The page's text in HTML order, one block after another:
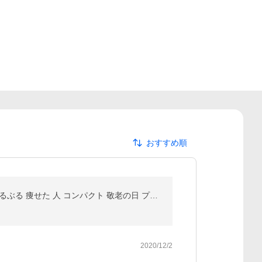
おすすめ順
振動マシン G-AVERIL 3D 3年保証 ダイエット器具 効果 静音 格安 小型 シェイカー式 ブルブルマシーン ぶるぶる 痩せた 人 コンパクト 敬老の日 プレゼント
2020/12/2